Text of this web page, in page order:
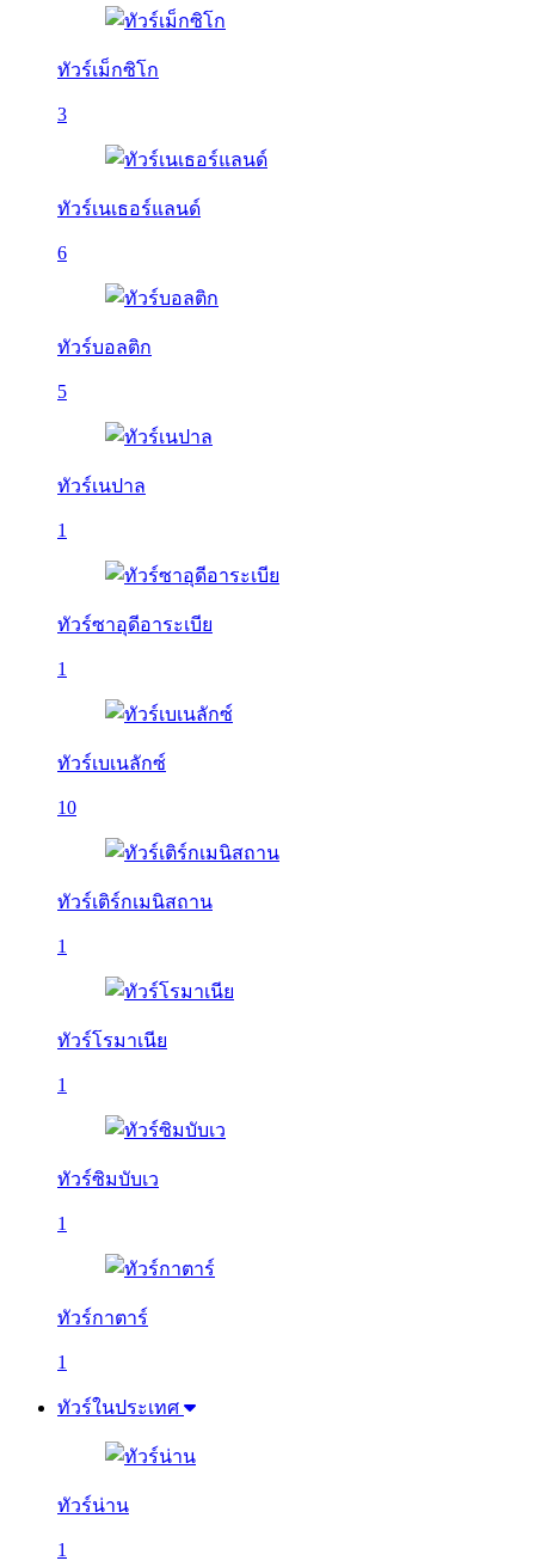
ทัวร์เม็กซิโก
3
ทัวร์เนเธอร์แลนด์
6
ทัวร์บอลติก
5
ทัวร์เนปาล
1
ทัวร์ซาอุดีอาระเบีย
1
ทัวร์เบเนลักซ์
10
ทัวร์เติร์กเมนิสถาน
1
ทัวร์โรมาเนีย
1
ทัวร์ซิมบับเว
1
ทัวร์กาตาร์
1
ทัวร์ในประเทศ
ทัวร์น่าน
1